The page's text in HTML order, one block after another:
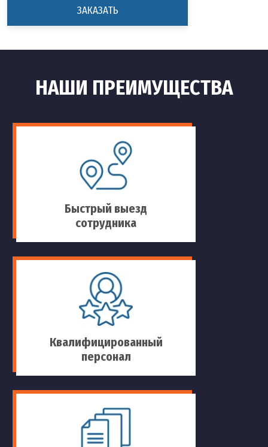
ЗАКАЗАТЬ
НАШИ ПРЕИМУЩЕСТВА
Быстрый выезд
сотрудника
Квалифицированный
персонал